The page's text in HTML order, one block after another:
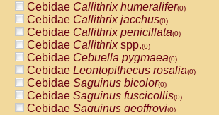
Cebidae Callithrix humeralifer(0)
Cebidae Callithrix jacchus(0)
Cebidae Callithrix penicillata(0)
Cebidae Callithrixspp.(0)
Cebidae Cebuella pygmaea(0)
Cebidae Leontopithecus rosalia(0)
Cebidae Saguinus bicolor(0)
Cebidae Saguinus fuscicollis(0)
Cebidae Saguinus geoffroyi(0)